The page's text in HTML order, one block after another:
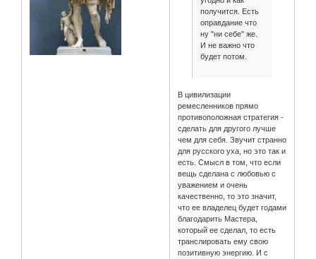
получится. Есть
оправдание что
ну "ни себе" же.
И не важно что
будет потом.
В цивилизации
ремесленников прямо
противоположная стратегия -
сделать для другого лучше
чем для себя. Звучит странно
для русского уха, но это так и
есть. Смысл в том, что если
вещь сделана с любовью с
уважением и очень
качественно, то это значит,
что ее владелец будет годами
благодарить Мастера,
который ее сделал, то есть
транслировать ему свою
позитивную энергию. И с